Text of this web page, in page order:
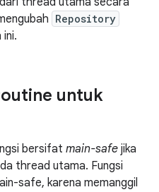
Repository
untuk
bersifat main-safe jika
thread utama. Fungsi
safe, karena memanggil